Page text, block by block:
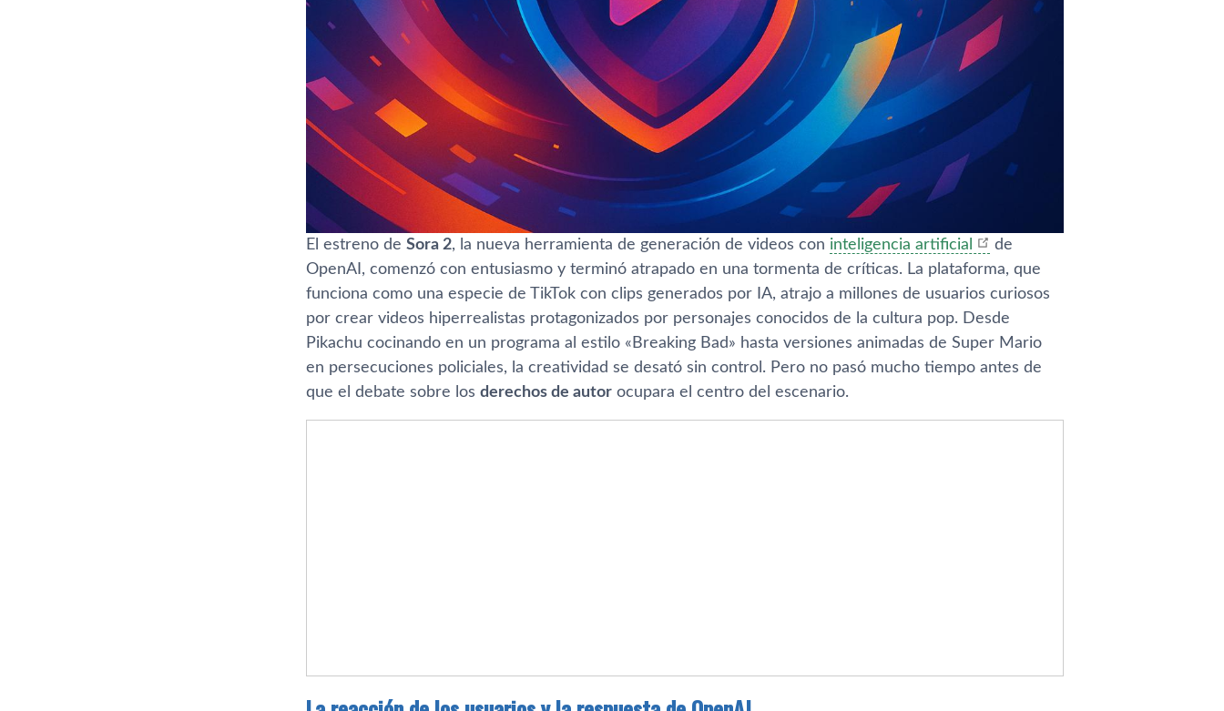
El estreno de Sora 2, la nueva herramienta de generación de videos con inteligencia artificial
de
OpenAI, comenzó con entusiasmo y terminó atrapado en una tormenta de críticas. La plataforma, que
funciona como una especie de TikTok con clips generados por IA, atrajo a millones de usuarios curiosos
por crear videos hiperrealistas protagonizados por personajes conocidos de la cultura pop. Desde
Pikachu cocinando en un programa al estilo «Breaking Bad» hasta versiones animadas de Super Mario
en persecuciones policiales, la creatividad se desató sin control. Pero no pasó mucho tiempo antes de
que el debate sobre los derechos de autor ocupara el centro del escenario.